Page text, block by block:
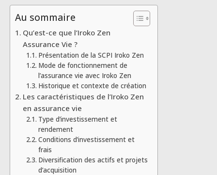
Au sommaire
Qu’est-ce que l’Iroko Zen
Assurance Vie ?
Présentation de la SCPI Iroko Zen
Mode de fonctionnement de
l’assurance vie avec Iroko Zen
Historique et contexte de création
Les caractéristiques de l’Iroko Zen
en assurance vie
Type d’investissement et
rendement
Conditions d’investissement et
frais
Diversification des actifs et projets
d’acquisition